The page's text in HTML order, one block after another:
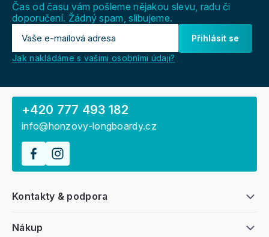
Čas od času vám pošleme nějakou slevu, radu či
doporučení. Žádný spam, slibujeme.
Přihlásit se
Jak nakládáme s vašimi osobními údaji?
Nákup
Kontakty & podpora
+420 777 493 182
info@honzovy-longboardy.cz